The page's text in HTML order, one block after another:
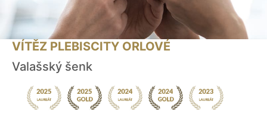
VÍTĚZ PLEBISCITY ORLOVÉ
Valašský šenk